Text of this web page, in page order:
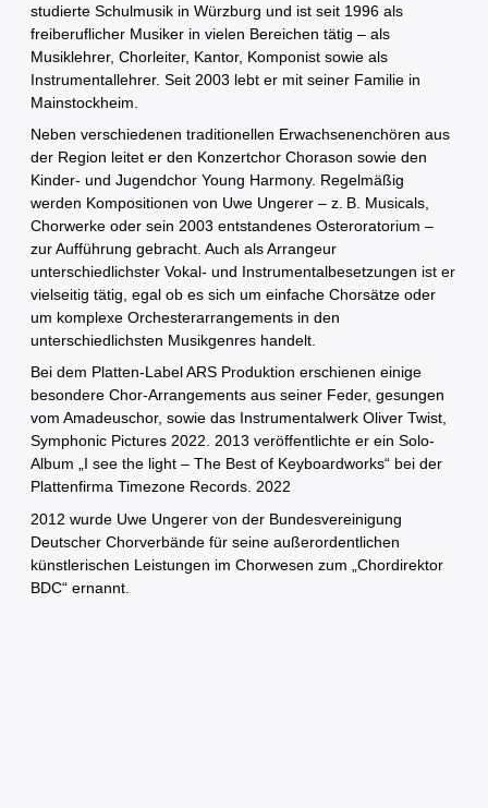
studierte Schulmusik in Würzburg und ist seit 1996 als
freiberuflicher Musiker in vielen Bereichen tätig – als
Musiklehrer, Chorleiter, Kantor, Komponist sowie als
Instrumentallehrer. Seit 2003 lebt er mit seiner Familie in
Mainstockheim.
Neben verschiedenen traditionellen Erwachsenenchören aus
der Region leitet er den Konzertchor Chorason sowie den
Kinder- und Jugendchor Young Harmony. Regelmäßig
werden Kompositionen von Uwe Ungerer – z. B. Musicals,
Chorwerke oder sein 2003 entstandenes Osteroratorium –
zur Aufführung gebracht. Auch als Arrangeur
unterschiedlichster Vokal- und Instrumentalbesetzungen ist er
vielseitig tätig, egal ob es sich um einfache Chorsätze oder
um komplexe Orchesterarrangements in den
unterschiedlichsten Musikgenres handelt.
Bei dem Platten-Label ARS Produktion erschienen einige
besondere Chor-Arrangements aus seiner Feder, gesungen
vom Amadeuschor, sowie das Instrumentalwerk Oliver Twist,
Symphonic Pictures 2022. 2013 veröffentlichte er ein Solo-
Album „I see the light – The Best of Keyboardworks“ bei der
Plattenfirma Timezone Records. 2022
2012 wurde Uwe Ungerer von der Bundesvereinigung
Deutscher Chorverbände für seine außerordentlichen
künstlerischen Leistungen im Chorwesen zum „Chordirektor
BDC“ ernannt.